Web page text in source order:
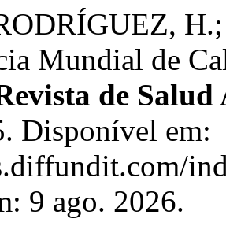
Mundial de
de
Disponível em:
9 ago. 2026.